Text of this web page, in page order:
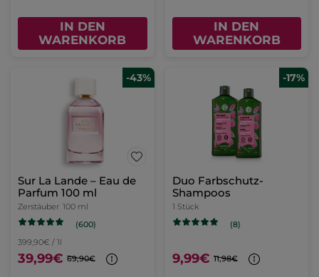
IN DEN
WARENKORB
IN DEN
WARENKORB
-43%
Sur La Lande – Eau de
Parfum 100 ml
Zerstäuber 100 ml
(600)
399,90€ / 1l
39,99€ 69,90€
-17%
Duo Farbschutz-
Shampoos
1 Stück
(8)
9,99€ 11,98€